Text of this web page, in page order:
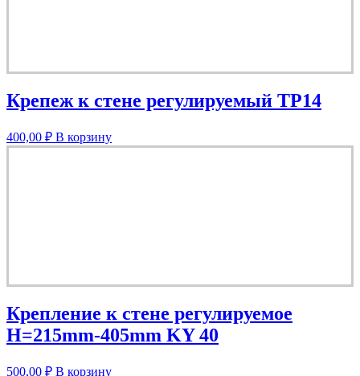
Крепеж к стене регулируемый TP14
400,00 ₽ В корзину
Крепление к стене регулируемое
H=215mm-405mm KY 40
500,00 ₽ В корзину